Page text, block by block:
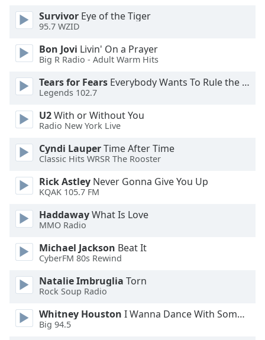
and
close
window.
Text
Color
Opacity
Text
Background
Color
Opacity
Caption
Background
Color
Survivor Eye of the Tiger
95.7 WZID
Bon Jovi Livin' On a Prayer
Big R Radio - Adult Warm Hits
Tears for Fears Everybody Wants To Rule the World
Legends 102.7
U2With or Without You
Radio New York Live
Cyndi LauperTime After Time
Classic Hits WRSR The Rooster
Rick Astley Never Gonna Give You Up
KQAK 105.7 FM
HaddawayWhat Is Love
MMO Radio
Michael Jackson Beat It
CyberFM 80s Rewind
Natalie Imbruglia Torn
Rock Soup Radio
Whitney Houston I Wanna Dance With Somebody
Big 94.5